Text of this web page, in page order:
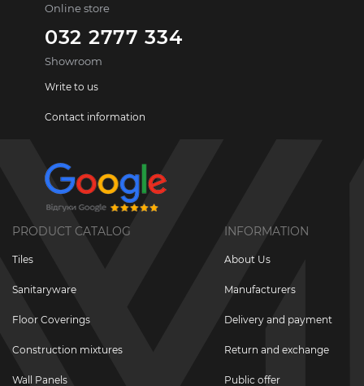
Online store
032 2777 334
Showroom
Write to us
Contact information
PRODUCT CATALOG
Tiles
Sanitaryware
Floor Coverings
Construction mixtures
Wall Panels
INFORMATION
About Us
Manufacturers
Delivery and payment
Return and exchange
Public offer